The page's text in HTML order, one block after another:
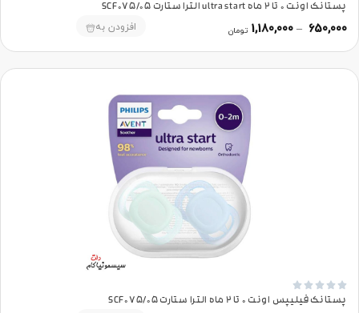
پستانک اونت 0 تا 2 ماه ultra start الترا ستارت SCF075/05
650,000
–
1,180,000 تومان افزودن به





پستانک فیلیپس اونت 0 تا 2 ماه الترا ستارت SCF075/05